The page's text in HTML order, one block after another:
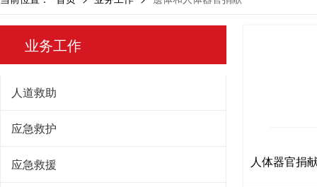
业务工作
人道救助
应急救护
应急救援 人体器官捐